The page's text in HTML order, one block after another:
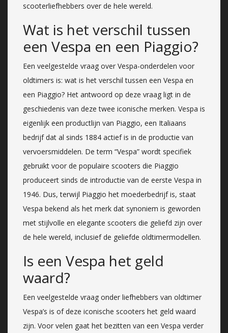
scooterliefhebbers over de hele wereld.
Wat is het verschil tussen
een Vespa en een Piaggio?
Een veelgestelde vraag over Vespa-onderdelen voor
oldtimers is: wat is het verschil tussen een Vespa en
een Piaggio? Het antwoord op deze vraag ligt in de
geschiedenis van deze twee iconische merken. Vespa is
eigenlijk een productlijn van Piaggio, een Italiaans
bedrijf dat al sinds 1884 actief is in de productie van
vervoersmiddelen. De term “Vespa” wordt specifiek
gebruikt voor de populaire scooters die Piaggio
produceert sinds de introductie van de eerste Vespa in
1946. Dus, terwijl Piaggio het moederbedrijf is, staat
Vespa bekend als het merk dat synoniem is geworden
met stijlvolle en elegante scooters die geliefd zijn over
de hele wereld, inclusief de geliefde oldtimermodellen.
Is een Vespa het geld
waard?
Een veelgestelde vraag onder liefhebbers van oldtimer
Vespa’s is of deze iconische scooters het geld waard
zijn. Voor velen gaat het bezitten van een Vespa verder